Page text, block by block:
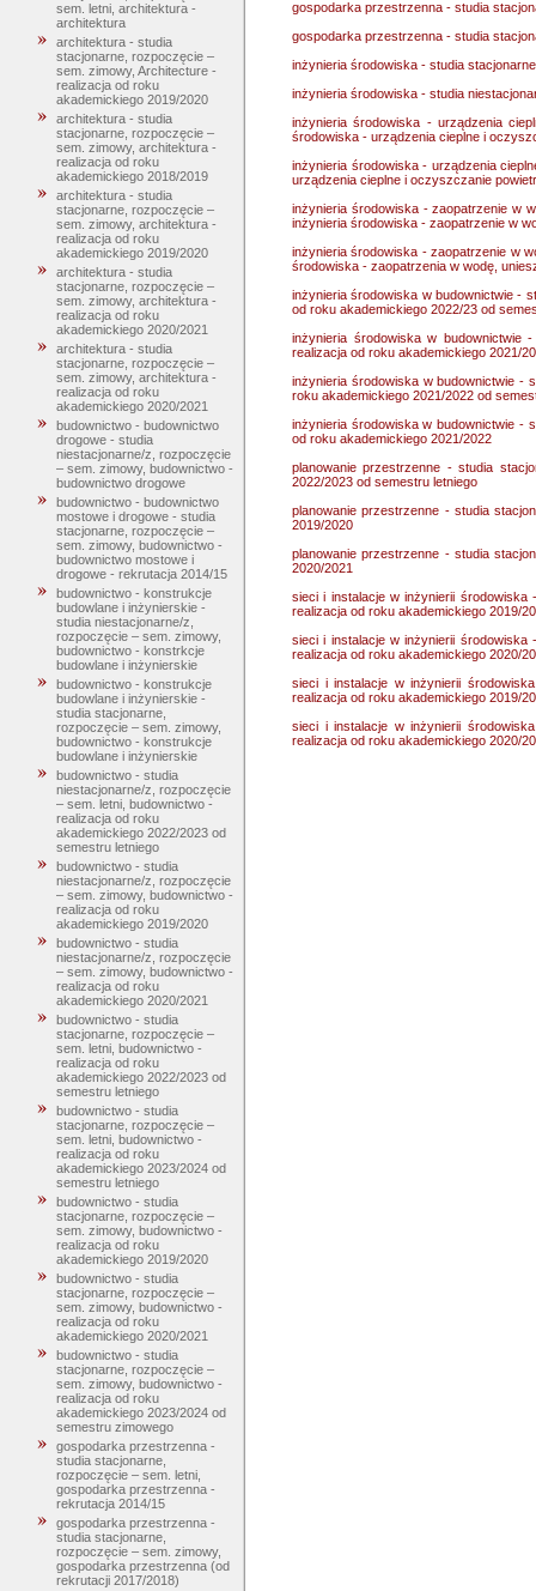
sem. letni, architektura -
architektura
architektura - studia
stacjonarne, rozpoczęcie –
sem. zimowy, Architecture -
realizacja od roku
akademickiego 2019/2020
architektura - studia
stacjonarne, rozpoczęcie –
sem. zimowy, architektura -
realizacja od roku
akademickiego 2018/2019
architektura - studia
stacjonarne, rozpoczęcie –
sem. zimowy, architektura -
realizacja od roku
akademickiego 2019/2020
architektura - studia
stacjonarne, rozpoczęcie –
sem. zimowy, architektura -
realizacja od roku
akademickiego 2020/2021
architektura - studia
stacjonarne, rozpoczęcie –
sem. zimowy, architektura -
realizacja od roku
akademickiego 2020/2021
budownictwo - budownictwo
drogowe - studia
niestacjonarne/z, rozpoczęcie
– sem. zimowy, budownictwo -
budownictwo drogowe
budownictwo - budownictwo
mostowe i drogowe - studia
stacjonarne, rozpoczęcie –
sem. zimowy, budownictwo -
budownictwo mostowe i
drogowe - rekrutacja 2014/15
budownictwo - konstrukcje
budowlane i inżynierskie -
studia niestacjonarne/z,
rozpoczęcie – sem. zimowy,
budownictwo - konstrkcje
budowlane i inżynierskie
budownictwo - konstrukcje
budowlane i inżynierskie -
studia stacjonarne,
rozpoczęcie – sem. zimowy,
budownictwo - konstrukcje
budowlane i inżynierskie
budownictwo - studia
niestacjonarne/z, rozpoczęcie
– sem. letni, budownictwo -
realizacja od roku
akademickiego 2022/2023 od
semestru letniego
budownictwo - studia
niestacjonarne/z, rozpoczęcie
– sem. zimowy, budownictwo -
realizacja od roku
akademickiego 2019/2020
budownictwo - studia
niestacjonarne/z, rozpoczęcie
– sem. zimowy, budownictwo -
realizacja od roku
akademickiego 2020/2021
budownictwo - studia
stacjonarne, rozpoczęcie –
sem. letni, budownictwo -
realizacja od roku
akademickiego 2022/2023 od
semestru letniego
budownictwo - studia
stacjonarne, rozpoczęcie –
sem. letni, budownictwo -
realizacja od roku
akademickiego 2023/2024 od
semestru letniego
budownictwo - studia
stacjonarne, rozpoczęcie –
sem. zimowy, budownictwo -
realizacja od roku
akademickiego 2019/2020
budownictwo - studia
stacjonarne, rozpoczęcie –
sem. zimowy, budownictwo -
realizacja od roku
akademickiego 2020/2021
budownictwo - studia
stacjonarne, rozpoczęcie –
sem. zimowy, budownictwo -
realizacja od roku
akademickiego 2023/2024 od
semestru zimowego
gospodarka przestrzenna -
studia stacjonarne,
rozpoczęcie – sem. letni,
gospodarka przestrzenna -
rekrutacja 2014/15
gospodarka przestrzenna -
studia stacjonarne,
rozpoczęcie – sem. zimowy,
gospodarka przestrzenna (od
rekrutacji 2017/2018)
gospodarka przestrzenna - studia
gospodarka przestrzenna - studia
inżynieria środowiska - studia
inżynieria środowiska - studia
inżynieria środowiska - urządzenia
środowiska - urządzenia cieplne i
inżynieria środowiska - urządzenia
urządzenia cieplne i oczyszczanie
inżynieria środowiska - zaopatrzenie w
inżynieria środowiska - zaopatrzenie w
inżynieria środowiska - zaopatrzenie w
środowiska - zaopatrzenia w wodę,
inżynieria środowiska w budownictwie -
od roku akademickiego 2022/23 od
inżynieria środowiska w budownictwie
realizacja od roku akademickiego 2021/
inżynieria środowiska w budownictwie -
roku akademickiego 2021/2022 od
inżynieria środowiska w budownictwie -
od roku akademickiego 2021/2022
planowanie przestrzenne - studia
2022/2023 od semestru letniego
planowanie przestrzenne - studia
2019/2020
planowanie przestrzenne - studia
2020/2021
sieci i instalacje w inżynierii
realizacja od roku akademickiego 2019/
sieci i instalacje w inżynierii
realizacja od roku akademickiego 2020/
sieci i instalacje w inżynierii
realizacja od roku akademickiego 2019/
sieci i instalacje w inżynierii
realizacja od roku akademickiego 2020/